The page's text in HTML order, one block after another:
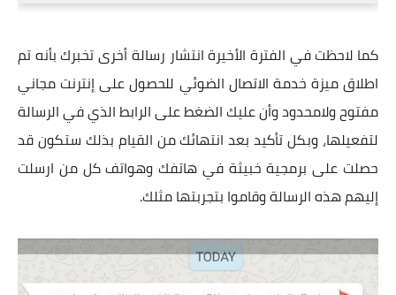
كما لاحظت في الفترة الأخيرة انتشار رسالة أخرى تخبرك بأنه تم
اطلاق ميزة خدمة الاتصال الضوئي للحصول على إنترنت مجاني
مفتوح ولامحدود وأن عليك الضغط على الرابط الذي في الرسالة
لتفعيلها، وبكل تأكيد بعد انتهائك من القيام بذلك ستكون قد
حصلت على برمجية خبيثة في هاتفك وهواتف كل من ارسلت
إليهم هذه الرسالة وقاموا بتجربتها مثلك.